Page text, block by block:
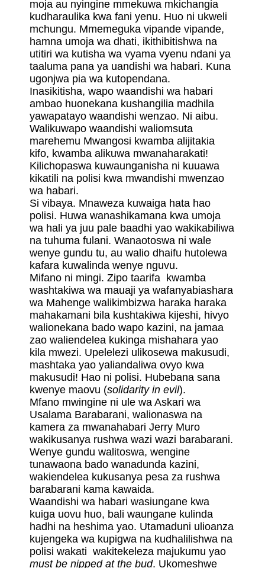
moja au nyingine mmekuwa mkichangia
kudharaulika kwa fani yenu. Huo ni ukweli
mchungu. Mmemeguka vipande vipande,
hamna umoja wa dhati, ikithibitishwa na
utitiri wa kutisha wa vyama vyenu ndani ya
taaluma pana ya uandishi wa habari. Kuna
ugonjwa pia wa kutopendana.
Inasikitisha, wapo waandishi wa habari
ambao huonekana kushangilia madhila
yawapatayo waandishi wenzao. Ni aibu.
Walikuwapo waandishi waliomsuta
marehemu Mwangosi kwamba alijitakia
kifo, kwamba alikuwa mwanaharakati!
Kilichopaswa kuwaunganisha ni kuuawa
kikatili na polisi kwa mwandishi mwenzao
wa habari.
Si vibaya. Mnaweza kuwaiga hata hao
polisi. Huwa wanashikamana kwa umoja
wa hali ya juu pale baadhi yao wakikabiliwa
na tuhuma fulani. Wanaotoswa ni wale
wenye gundu tu, au walio dhaifu hutolewa
kafara kuwalinda wenye nguvu.
Mifano ni mingi. Zipo taarifa kwamba
washtakiwa wa mauaji ya wafanyabiashara
wa Mahenge walikimbizwa haraka haraka
mahakamani bila kushtakiwa kijeshi, hivyo
walionekana bado wapo kazini, na jamaa
zao waliendelea kukinga mishahara yao
kila mwezi. Upelelezi ulikosewa makusudi,
mashtaka yao yaliandaliwa ovyo kwa
makusudi! Hao ni polisi. Hubebana sana
kwenye maovu (solidarity in evil).
Mfano mwingine ni ule wa Askari wa
Usalama Barabarani, walionaswa na
kamera za mwanahabari Jerry Muro
wakikusanya rushwa wazi wazi barabarani.
Wenye gundu walitoswa, wengine
tunawaona bado wanadunda kazini,
wakiendelea kukusanya pesa za rushwa
barabarani kama kawaida.
Waandishi wa habari wasiungane kwa
kuiga uovu huo, bali waungane kulinda
hadhi na heshima yao. Utamaduni ulioanza
kujengeka wa kupigwa na kudhalilishwa na
polisi wakati wakitekeleza majukumu yao
must be nipped at the bud. Ukomeshwe